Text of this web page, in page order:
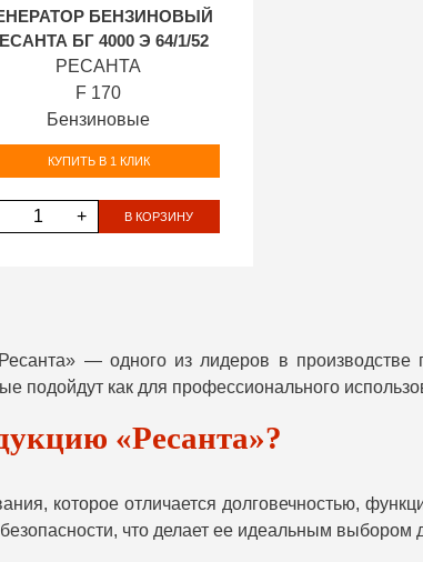
БЕНЗИНОВЫЙ
БГ 4000 Э 64/1/52
РЕСАНТА
F 170
Бензиновые
КУПИТЬ В 1 КЛИК
+ В КОРЗИНУ
— одного из лидеров в производстве
как для профессионального
«Ресанта»?
которое отличается долговечностью,
что делает ее идеальным